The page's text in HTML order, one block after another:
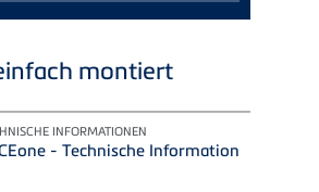
montiert
INFORMATIONEN
- Technische Information